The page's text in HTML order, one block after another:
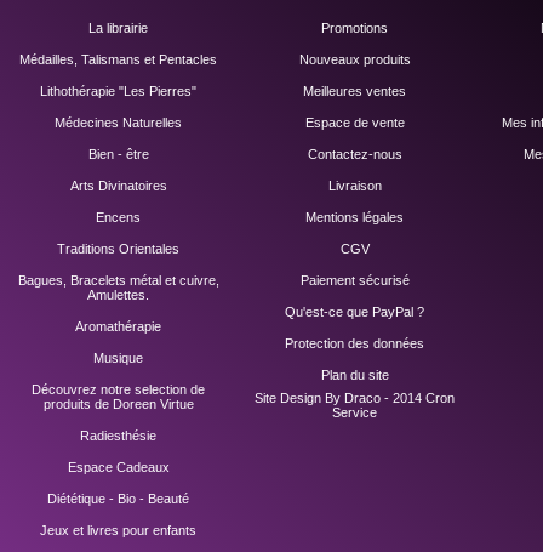
La librairie
Médailles, Talismans et Pentacles
Lithothérapie "Les Pierres"
Médecines Naturelles
Bien - être
Arts Divinatoires
Encens
Traditions Orientales
Bagues, Bracelets métal et cuivre,
Amulettes.
Aromathérapie
Musique
Découvrez notre selection de
produits de Doreen Virtue
Radiesthésie
Espace Cadeaux
Diététique - Bio - Beauté
Jeux et livres pour enfants
Promotions
Nouveaux produits
Meilleures ventes
Espace de vente
Contactez-nous
Livraison
Mentions légales
CGV
Paiement sécurisé
Qu'est-ce que PayPal ?
Protection des données
Plan du site
Site Design By Draco - 2014 Cron
Service
Mes